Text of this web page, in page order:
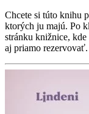
Chcete si túto knihu
ktorých ju majú. Po
stránku knižnice,
aj priamo rezervovať.